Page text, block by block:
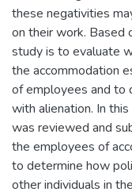
these negativities
on their work. Based
study is to evaluate
the accommodation
of employees and to
with alienation. In
was reviewed and
the employees of
to determine how
other individuals in